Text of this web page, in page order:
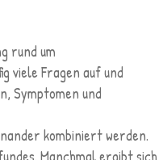
rund um
viele Fragen auf und
Symptomen und
kombiniert werden.